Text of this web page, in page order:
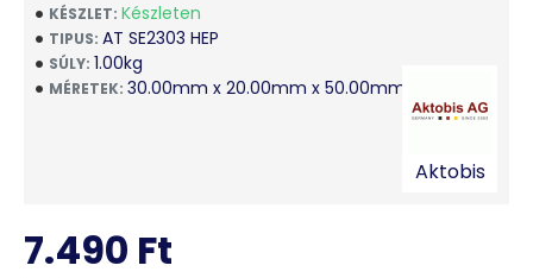
KÉSZLET: Készleten
TIPUS: AT SE2303 HEP
SÚLY: 1.00kg
MÉRETEK: 30.00mm x 20.00mm x 50.00mm
Aktobis
7.490 Ft